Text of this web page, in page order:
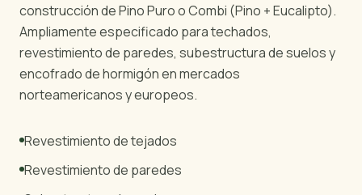
construcción de Pino Puro o Combi (Pino + Eucalipto).
Ampliamente especificado para techados,
revestimiento de paredes, subestructura de suelos y
encofrado de hormigón en mercados
norteamericanos y europeos.
Revestimiento de tejados
Revestimiento de paredes